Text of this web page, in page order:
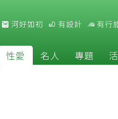
河好如初 有設計 有行
性愛 名人 專題